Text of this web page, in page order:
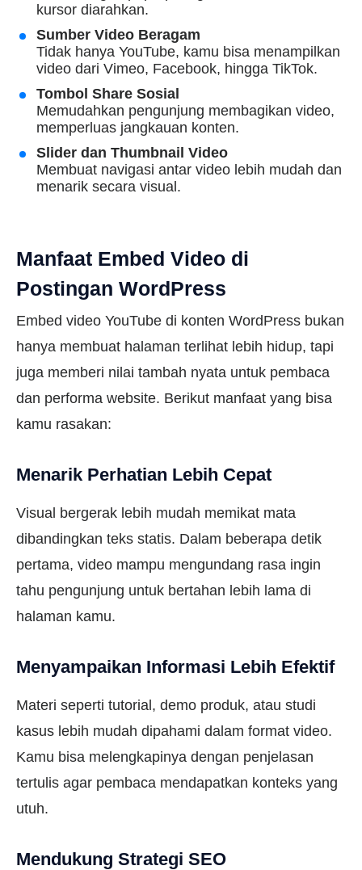
kursor diarahkan.
Sumber Video Beragam
Tidak hanya YouTube, kamu bisa menampilkan
video dari Vimeo, Facebook, hingga TikTok.
Tombol Share Sosial
Memudahkan pengunjung membagikan video,
memperluas jangkauan konten.
Slider dan Thumbnail Video
Membuat navigasi antar video lebih mudah dan
menarik secara visual.
Manfaat Embed Video di
Postingan WordPress
Embed video YouTube di konten WordPress bukan
hanya membuat halaman terlihat lebih hidup, tapi
juga memberi nilai tambah nyata untuk pembaca
dan performa website. Berikut manfaat yang bisa
kamu rasakan:
Menarik Perhatian Lebih Cepat
Visual bergerak lebih mudah memikat mata
dibandingkan teks statis. Dalam beberapa detik
pertama, video mampu mengundang rasa ingin
tahu pengunjung untuk bertahan lebih lama di
halaman kamu.
Menyampaikan Informasi Lebih Efektif
Materi seperti tutorial, demo produk, atau studi
kasus lebih mudah dipahami dalam format video.
Kamu bisa melengkapinya dengan penjelasan
tertulis agar pembaca mendapatkan konteks yang
utuh.
Mendukung Strategi SEO